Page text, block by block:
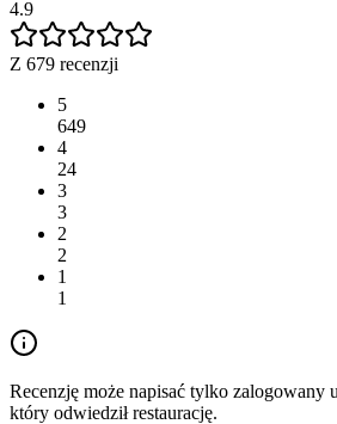
4.9
Z 679 recenzji
5
649
4
24
3
3
2
2
1
1
Recenzję może napisać tylko zalogowany
który odwiedził restaurację.